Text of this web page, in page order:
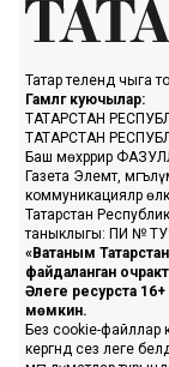
Татар телендә чыга
Гамәлгә куючылар:
ТАТАРСТАН
ТАТАРСТАН
Баш мөхәррир
Газета Элемтә,
коммуникацияләр
Татарстан
таныклыгы: ПИ №
«Ватаным
файдаланган
Әлеге ресурста 16+
мөмкин.
Без cookie-файллар
кергәндә сез әлеге